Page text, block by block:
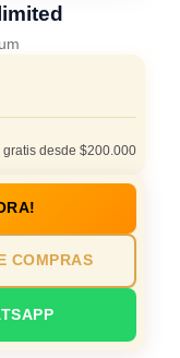
gratis desde $200.000
COMPRAS